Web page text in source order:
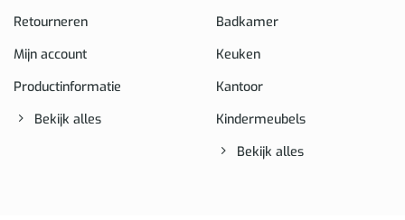
Retourneren
Mijn account
Productinformatie
Bekijk alles
Badkamer
Keuken
Kantoor
Kindermeubels
Bekijk alles